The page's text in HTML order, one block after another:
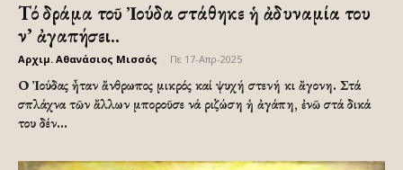
Τό δράμα τοῦ Ἰούδα στάθηκε ἡ ἀδυναμία του
ν’ ἀγαπήσει..
Αρχιμ. Αθανάσιος Μισσός Πε 17-Απρ-2025
Ο Ἰούδας ἦταν ἄνθρωπος μικρός καί ψυχή στενή κι ἄγονη. Στά
σπλάχνα τῶν ἄλλων μποροῦσε νά ριζώση ἡ ἀγάπη, ἐνῶ στά δικά
του δέν...